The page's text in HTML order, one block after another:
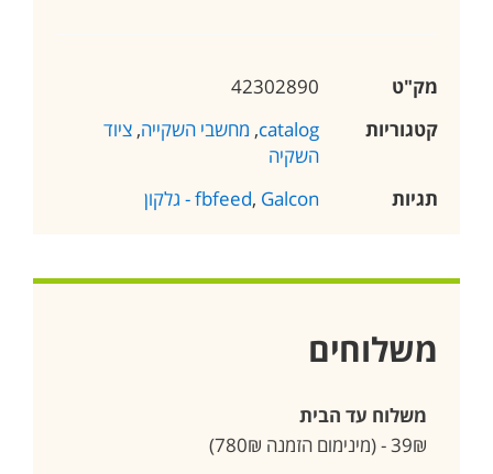
מק"ט
42302890
קטגוריות
catalog
, מחשבי השקייה, ציוד
השקיה
תגיות
fbfeed, Galcon - גלקון
משלוחים
משלוח עד הבית
39₪ - (מינימום הזמנה 780₪)